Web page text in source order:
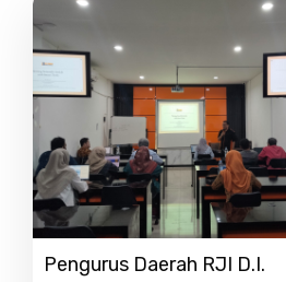
Pengurus Daerah RJI D.I.